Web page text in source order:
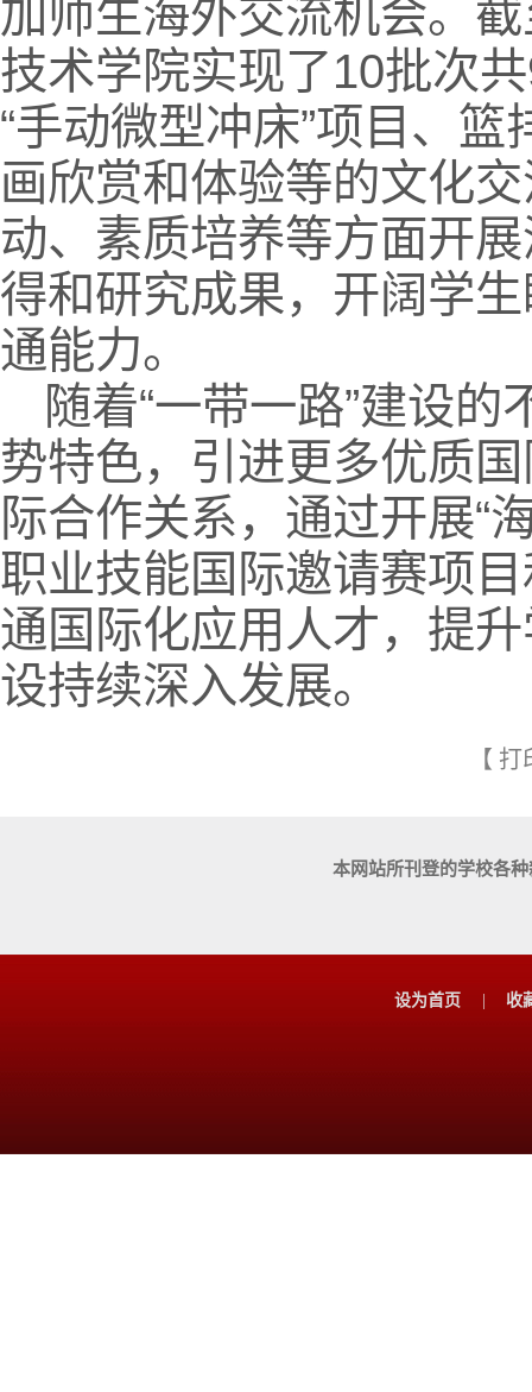
加师生海外交流机会。
技术学院实现了10批次
“手动微型冲床”项目、
画欣赏和体验等的文化
动、素质培养等方面开
得和研究成果，开阔学
通能力。
随着“一带一路”建设
势特色，引进更多优质
际合作关系，通过开展“
职业技能国际邀请赛项
通国际化应用人才，提
设持续深入发展。
【 打
本网站所刊登的学校各
设为首页 收